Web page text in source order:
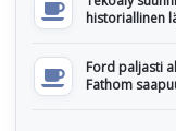
historiallinen
Ford paljasti
Fathom